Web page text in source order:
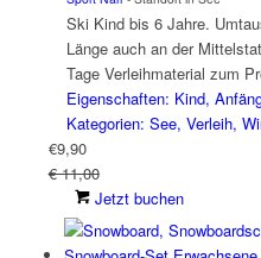
Ski Kind bis 6 Jahre.
Länge auch an der
Tage Verleihmaterial zum
Eigenschaften: Kind,
Kategorien: See, Verleih,
€9,90
€ 11,00
Jetzt buchen